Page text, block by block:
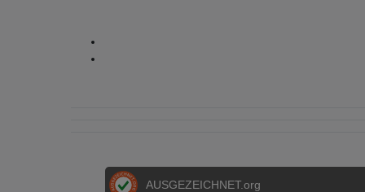
AUSGEZEICHNET.org